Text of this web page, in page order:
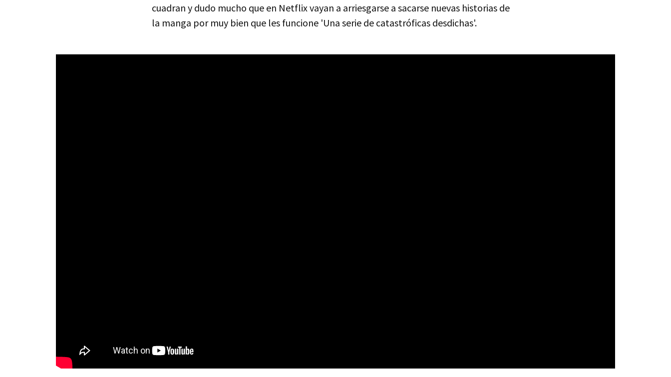
cuadran y dudo mucho que en Netflix vayan a arriesgarse a sacarse nuevas historias de
la manga por muy bien que les funcione 'Una serie de catastróficas desdichas'.